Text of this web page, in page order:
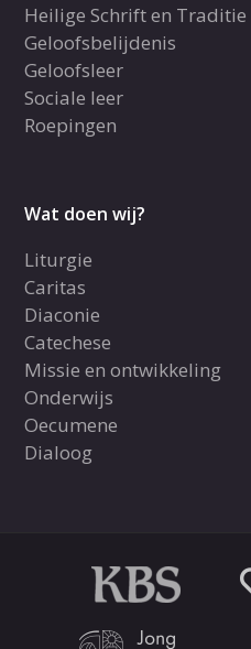
Heilige Schrift en Traditie
Geloofsbelijdenis
Geloofsleer
Sociale leer
Roepingen
Wat doen wij?
Liturgie
Caritas
Diaconie
Catechese
Missie en ontwikkeling
Onderwijs
Oecumene
Dialoog